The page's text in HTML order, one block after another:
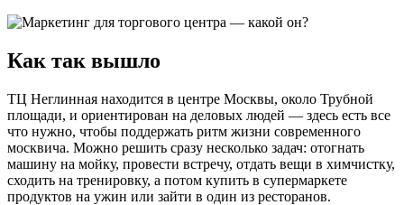
Как так вышло
ТЦ Неглинная находится в центре Москвы, около Трубной
площади, и ориентирован на деловых людей — здесь есть все
что нужно, чтобы поддержать ритм жизни современного
москвича. Можно решить сразу несколько задач: отогнать
машину на мойку, провести встречу, отдать вещи в химчистку,
сходить на тренировку, а потом купить в супермаркете
продуктов на ужин или зайти в один из ресторанов.